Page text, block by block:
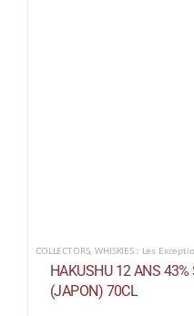
COLLECTORS,WHISKIES : Les
HAKUSHU 12 ANS
(JAPON) 70CL